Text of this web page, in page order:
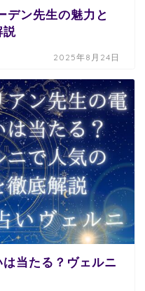
デン先生の魅力と
説
2025年8月24日
当たる？ヴェルニ